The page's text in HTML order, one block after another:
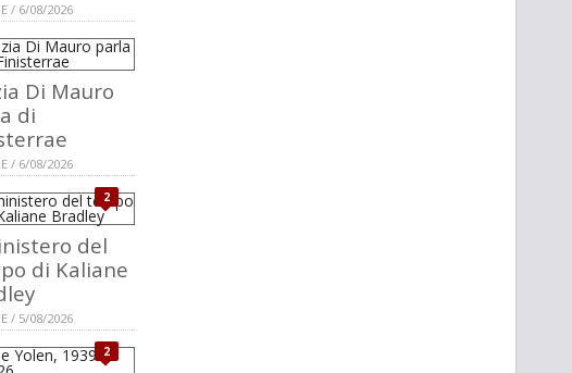
/ 6/08/2026
Di Mauro
di
/ 6/08/2026
2
del
di Kaliane
/ 5/08/2026
2